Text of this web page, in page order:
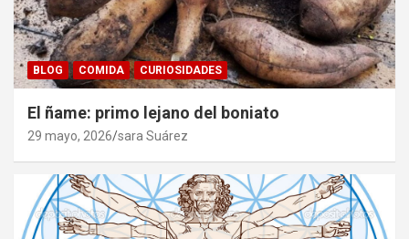
BLOG COMIDA CURIOSIDADES
El ñame: primo lejano del boniato
29 mayo, 2026 sara Suárez